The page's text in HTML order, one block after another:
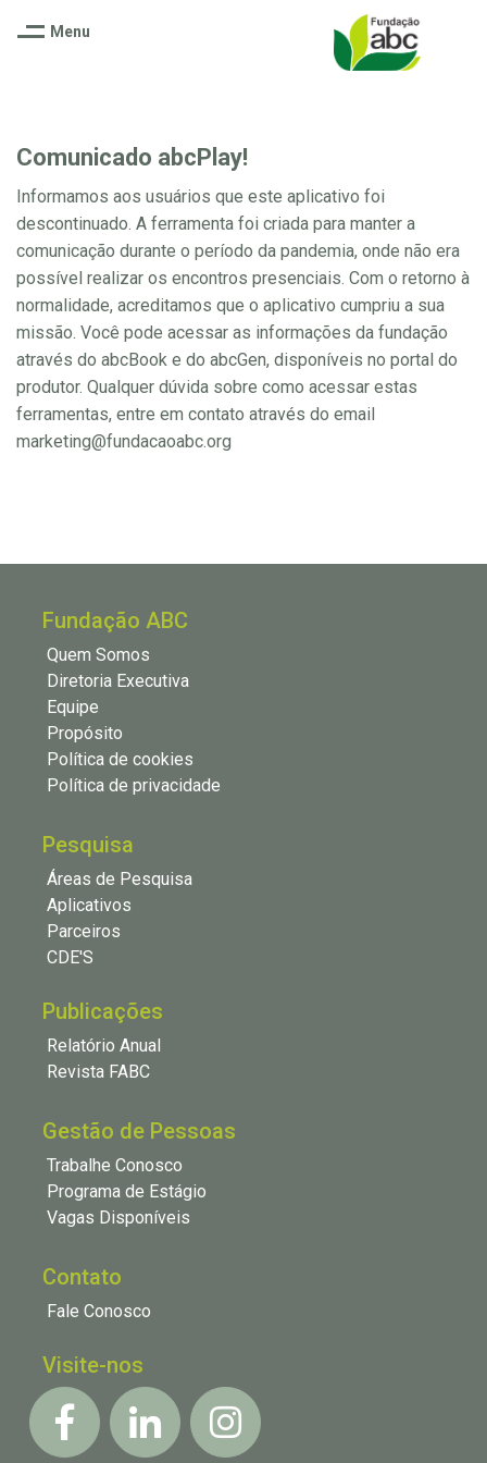
Menu
Comunicado abcPlay!
Informamos aos usuários que este aplicativo foi
descontinuado. A ferramenta foi criada para manter a
comunicação durante o período da pandemia, onde não era
possível realizar os encontros presenciais. Com o retorno à
normalidade, acreditamos que o aplicativo cumpriu a sua
missão. Você pode acessar as informações da fundação
através do abcBook e do abcGen, disponíveis no portal do
produtor. Qualquer dúvida sobre como acessar estas
ferramentas, entre em contato através do email
marketing@fundacaoabc.org
Fundação ABC
Quem Somos
Diretoria Executiva
Equipe
Propósito
Política de cookies
Política de privacidade
Pesquisa
Áreas de Pesquisa
Aplicativos
Parceiros
CDE'S
Publicações
Relatório Anual
Revista FABC
Gestão de Pessoas
Trabalhe Conosco
Programa de Estágio
Vagas Disponíveis
Contato
Fale Conosco
Visite-nos